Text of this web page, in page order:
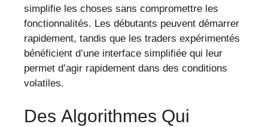
simplifie les choses sans compromettre les
fonctionnalités. Les débutants peuvent démarrer
rapidement, tandis que les traders expérimentés
bénéficient d’une interface simplifiée qui leur
permet d’agir rapidement dans des conditions
volatiles.
Des Algorithmes Qui